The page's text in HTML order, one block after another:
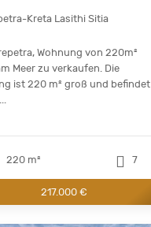
Kreta Lasithi Sitia
Wohnung von 220m²
Meer zu verkaufen. Die
ist 220 m² groß und befindet
220 m² 7
217.000 €